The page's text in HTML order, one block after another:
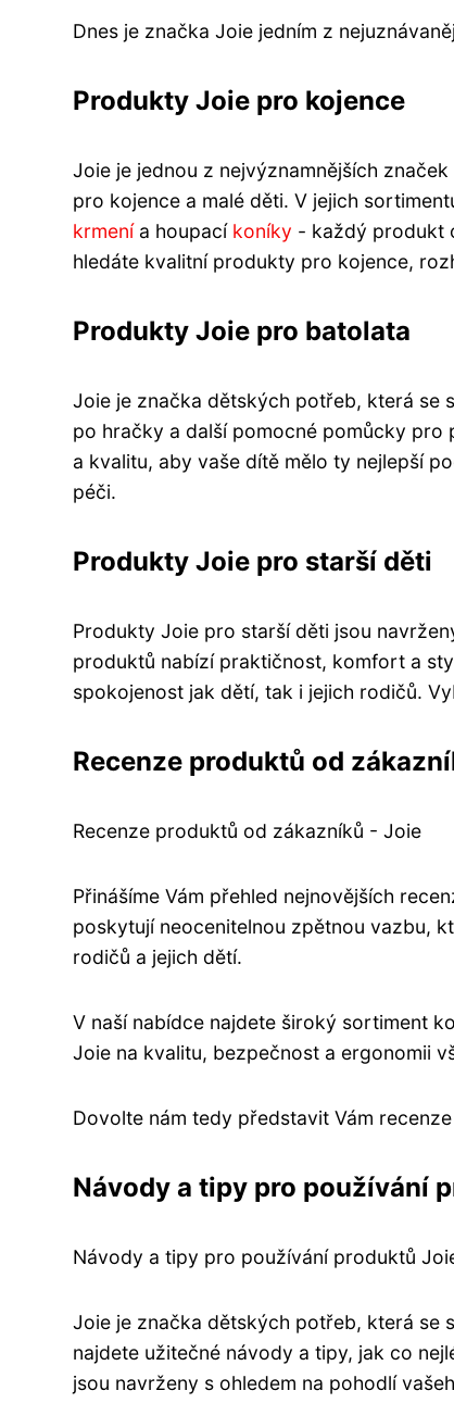
Dnes je značka Joie jedním z
Produkty Joie pro kojence
Joie je jednou z nejvýznamnějších
pro kojence a malé děti. V jejich
krmenía houpací koníky - každý produkt
hledáte kvalitní produkty pro kojence,
Produkty Joie pro batolata
Joie je značka dětských potřeb, která se
po hračky a další pomocné pomůcky pro
a kvalitu, aby vaše dítě mělo ty nejlepší
péči.
Produkty Joie pro starší děti
Produkty Joie pro starší děti jsou
produktů nabízí praktičnost, komfort a
spokojenost jak dětí, tak i jejich rodičů.
Recenze produktů od
Recenze produktů od zákazníků - Joie
Přinášíme Vám přehled nejnovějších
poskytují neocenitelnou zpětnou vazbu,
rodičů a jejich dětí.
V naší nabídce najdete široký sortiment
Joie na kvalitu, bezpečnost a ergonomii
Dovolte nám tedy představit Vám
Návody a tipy pro používání
Návody a tipy pro používání produktů
Joie je značka dětských potřeb, která se
najdete užitečné návody a tipy, jak co
jsou navrženy s ohledem na pohodlí